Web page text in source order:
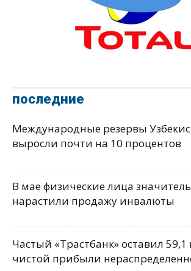
последние
Международные резервы
выросли почти на 10 процентов
В мае физические лица
нарастили продажу инвалюты
Частый «Трастбанк» оставил 59,1
чистой прибыли